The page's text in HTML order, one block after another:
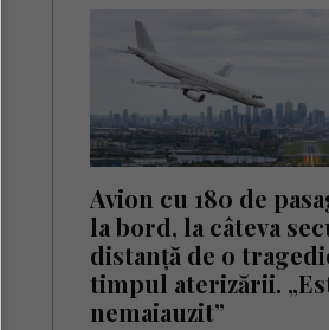
Avion cu 180 de
la bord, la câteva
distanță de o
timpul aterizării.
nemaiauzit”